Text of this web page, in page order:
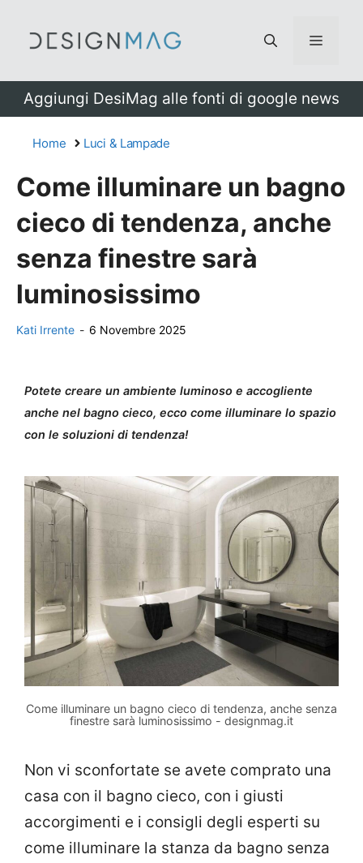
Menu
Aggiungi DesiMag alle fonti di google news
Home Luci & Lampade
Come illuminare un bagno
cieco di tendenza, anche
senza finestre sarà
luminosissimo
Kati Irrente - 6 Novembre 2025
Potete creare un ambiente luminoso e accogliente
anche nel bagno cieco, ecco come illuminare lo spazio
con le soluzioni di tendenza!
Come illuminare un bagno cieco di tendenza, anche senza
finestre sarà luminosissimo - designmag.it
Non vi sconfortate se avete comprato una
casa con il bagno cieco, con i giusti
accorgimenti e i consigli degli esperti su
come illuminare la stanza da bagno senza